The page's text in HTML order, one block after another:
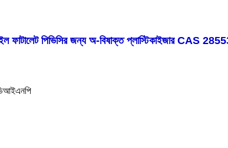
ফাটালেট পিভিসির জন্য অ-বিষাক্ত প্লাস্টিকাইজার CAS